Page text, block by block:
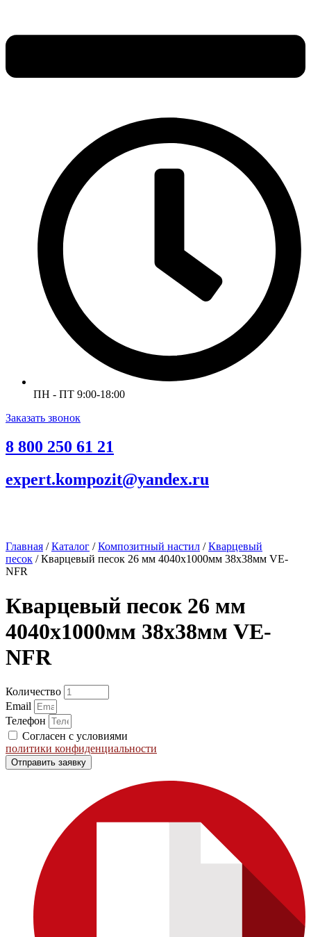
ПН - ПТ 9:00-18:00
Заказать звонок
8 800 250 61 21
expert.kompozit@yandex.ru
Главная /Каталог /Композитный настил /Кварцевый
песок / Кварцевый песок 26 мм 4040х1000мм 38х38мм VE-
NFR
Кварцевый песок 26 мм
4040х1000мм 38х38мм VE-
NFR
Количество
Email
Телефон
Согласен с условиями
политики конфиденциальности
Отправить заявку